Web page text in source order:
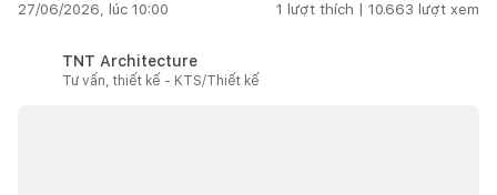
27/06/2026, lúc 10:00 1 lượt thích | 10.663 lượt xem
TNT Architecture
Tư vấn, thiết kế - KTS/Thiết kế